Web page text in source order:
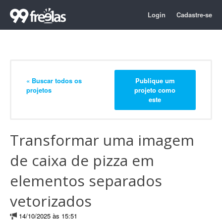
Login Cadastre-se
« Buscar todos os
projetos
Publique um
projeto como
este
Transformar uma imagem
de caixa de pizza em
elementos separados
vetorizados
14/10/2025 às 15:51